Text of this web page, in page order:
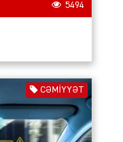
5494
CƏMIYYƏT